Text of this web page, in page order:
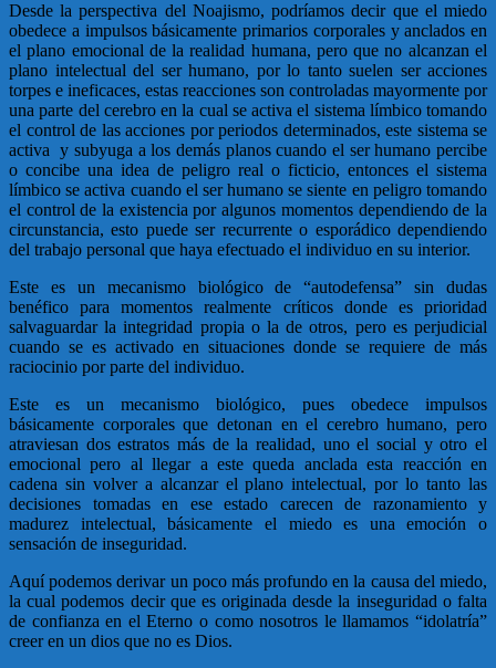
Desde la perspectiva del Noajismo, podríamos decir que el miedo
obedece a impulsos básicamente primarios corporales y anclados en
el plano emocional de la realidad humana, pero que no alcanzan el
plano intelectual del ser humano, por lo tanto suelen ser acciones
torpes e ineficaces, estas reacciones son controladas mayormente por
una parte del cerebro en la cual se activa el sistema límbico tomando
el control de las acciones por periodos determinados, este sistema se
activa y subyuga a los demás planos cuando el ser humano percibe
o concibe una idea de peligro real o ficticio, entonces el sistema
límbico se activa cuando el ser humano se siente en peligro tomando
el control de la existencia por algunos momentos dependiendo de la
circunstancia, esto puede ser recurrente o esporádico dependiendo
del trabajo personal que haya efectuado el individuo en su interior.
Este es un mecanismo biológico de “autodefensa” sin dudas
benéfico para momentos realmente críticos donde es prioridad
salvaguardar la integridad propia o la de otros, pero es perjudicial
cuando se es activado en situaciones donde se requiere de más
raciocinio por parte del individuo.
Este es un mecanismo biológico, pues obedece impulsos
básicamente corporales que detonan en el cerebro humano, pero
atraviesan dos estratos más de la realidad, uno el social y otro el
emocional pero al llegar a este queda anclada esta reacción en
cadena sin volver a alcanzar el plano intelectual, por lo tanto las
decisiones tomadas en ese estado carecen de razonamiento y
madurez intelectual, básicamente el miedo es una emoción o
sensación de inseguridad.
Aquí podemos derivar un poco más profundo en la causa del miedo,
la cual podemos decir que es originada desde la inseguridad o falta
de confianza en el Eterno o como nosotros le llamamos “idolatría”
creer en un dios que no es Dios.